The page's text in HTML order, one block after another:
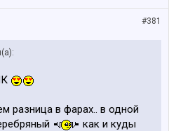
#381
разница в фарах.. в одной
как и куды